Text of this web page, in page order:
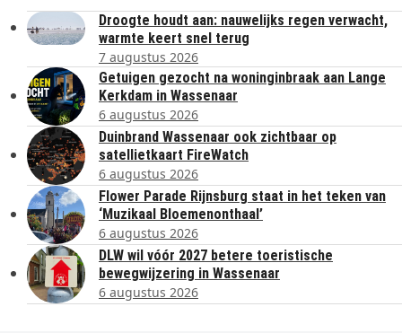
Droogte houdt aan: nauwelijks regen verwacht,
warmte keert snel terug
7 augustus 2026
Getuigen gezocht na woninginbraak aan Lange
Kerkdam in Wassenaar
6 augustus 2026
Duinbrand Wassenaar ook zichtbaar op
satellietkaart FireWatch
6 augustus 2026
Flower Parade Rijnsburg staat in het teken van
‘Muzikaal Bloemenonthaal’
6 augustus 2026
DLW wil vóór 2027 betere toeristische
bewegwijzering in Wassenaar
6 augustus 2026